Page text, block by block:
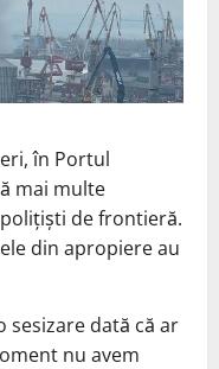
în Portul
mai multe
de frontieră.
din apropiere au
sesizare dată că ar
nu avem